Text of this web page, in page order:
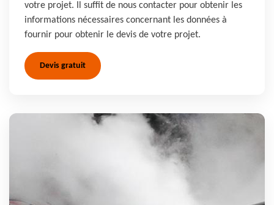
votre projet. Il suffit de nous contacter pour obtenir les
informations nécessaires concernant les données à
fournir pour obtenir le devis de votre projet.
Devis gratuit